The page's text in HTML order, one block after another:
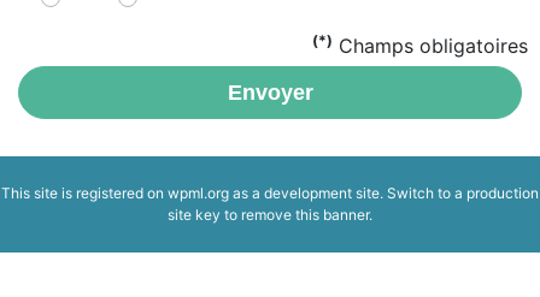
(*) Champs obligatoires
Envoyer
This site is registered on wpml.org as a development site. Switch to a production
site key to remove this banner.